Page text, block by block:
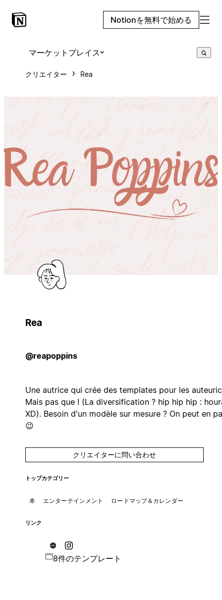
Notionを無料で始める
マーケットプレイス
クリエイター Rea
Rea
@reapoppins
Une autrice qui crée des templates pour les
Mais pas que ! (La diversification ? hip hip hip :
XD). Besoin d'un modèle sur mesure ? On peut en
😉
クリエイターに問い合わせ
トップカテゴリー
本 エンターテインメント ロードマップ＆カレンダー
リンク
8件のテンプレート